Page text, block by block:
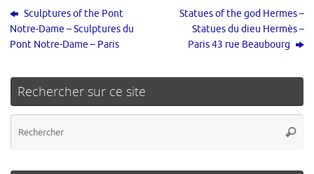
Sculptures of the Pont
Notre-Dame – Sculptures du
Pont Notre-Dame – Paris
Statues of the god Hermes –
Statues du dieu Hermès –
Paris 43 rue Beaubourg
Rechercher sur ce site